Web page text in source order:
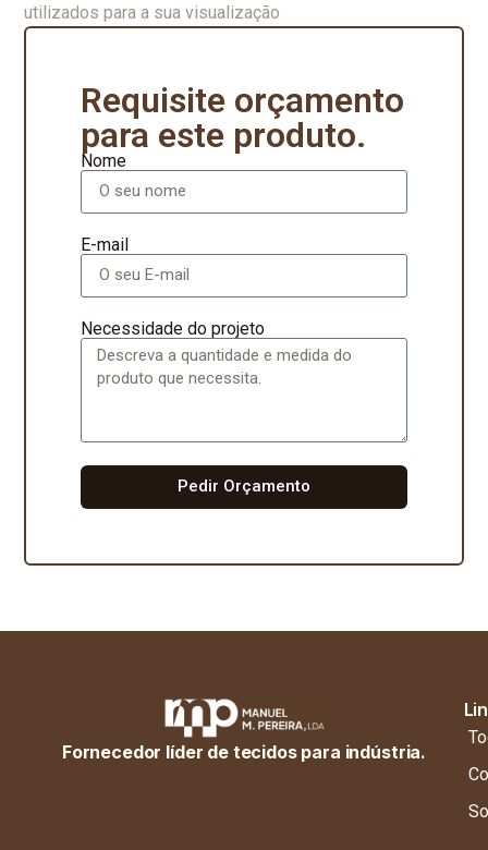
utilizados para a sua visualização
Requisite orçamento
para este produto.
Nome
E-mail
Necessidade do projeto
Pedir Orçamento
Fornecedor líder de tecidos para indústria.